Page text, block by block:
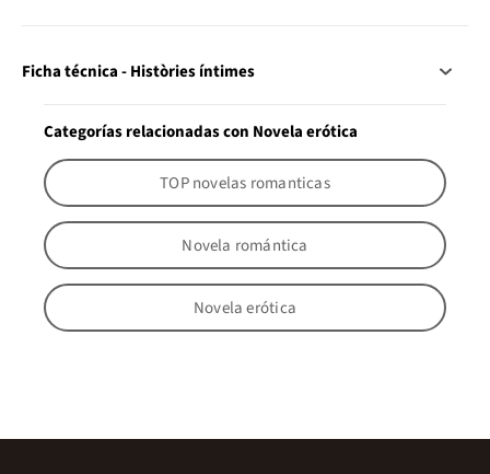
Ficha técnica - Històries íntimes
Categorías relacionadas con Novela erótica
TOP novelas romanticas
Novela romántica
Novela erótica